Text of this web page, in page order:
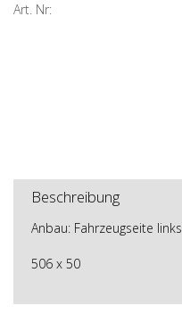
Art. Nr:
Beschreibung
Anbau: Fahrzeugseite links
506 x 50